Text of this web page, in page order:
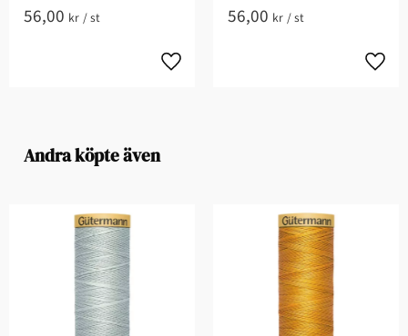
56,00 kr /st 56,00 kr /st
Andra köpte även